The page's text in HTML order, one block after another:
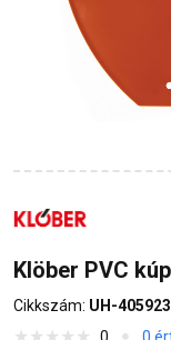
Klöber PVC
Cikkszám: UH-405923